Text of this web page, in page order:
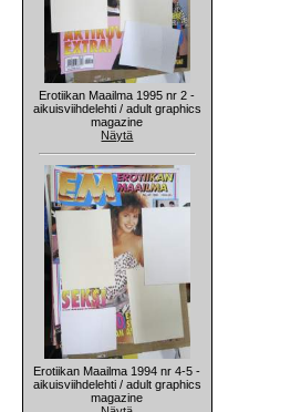
Erotiikan Maailma 1995 nr 2 -
aikuisviihdelehti / adult graphics
magazine
Näytä
Erotiikan Maailma 1994 nr 4-5 -
aikuisviihdelehti / adult graphics
magazine